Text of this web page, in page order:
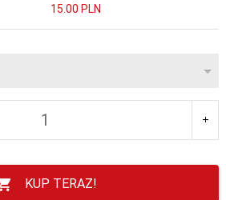
15.00 PLN
KUP TERAZ!